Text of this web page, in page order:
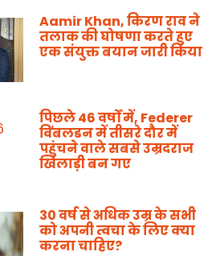
Aamir Khan, किरण राव ने
तलाक की घोषणा करते हुए
एक संयुक्त बयान जारी किया
पिछले 46 वर्षों में, Federer
विंबलडन में तीसरे दौर में
पहुंचने वाले सबसे उम्रदराज
खिलाड़ी बन गए
30 वर्ष से अधिक उम्र के सभी
को अपनी त्वचा के लिए क्या
करना चाहिए?